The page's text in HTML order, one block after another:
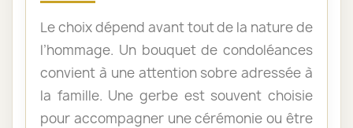
Le choix dépend avant tout de la nature de
l’hommage. Un bouquet de condoléances
convient à une attention sobre adressée à
la famille. Une gerbe est souvent choisie
pour accompagner une cérémonie ou être